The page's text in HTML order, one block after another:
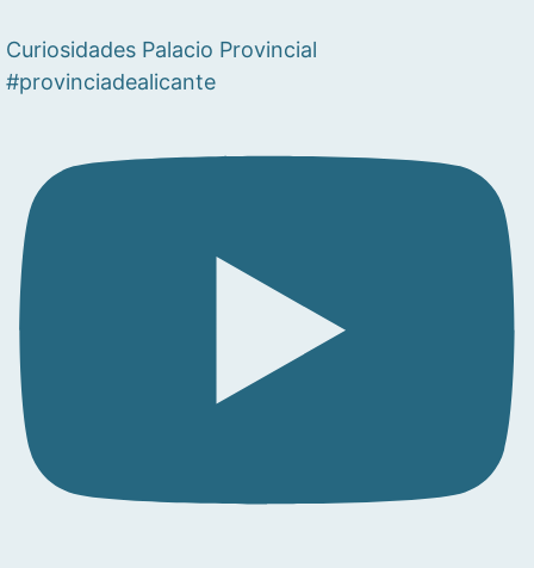
Curiosidades Palacio Provincial
#provinciadealicante